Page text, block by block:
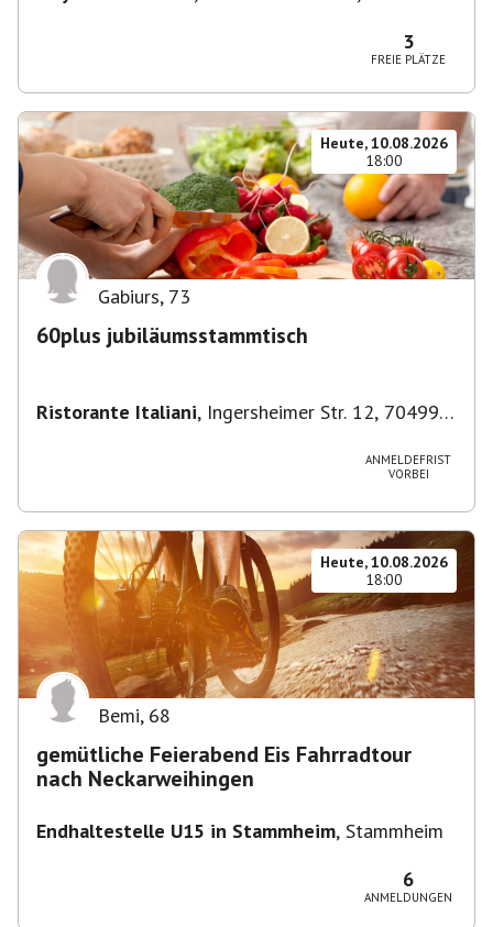
3
FREIE PLÄTZE
Heute, 10.08.2026
18:00
Gabiurs, 73
60plus jubiläumsstammtisch
Ristorante Italiani, Ingersheimer Str. 12, 70499
ANMELDEFRIST
VORBEI
Heute, 10.08.2026
18:00
Bemi, 68
gemütliche Feierabend Eis Fahrradtour
nach Neckarweihingen
Endhaltestelle U15 in Stammheim, Stammheim
6
ANMELDUNGEN